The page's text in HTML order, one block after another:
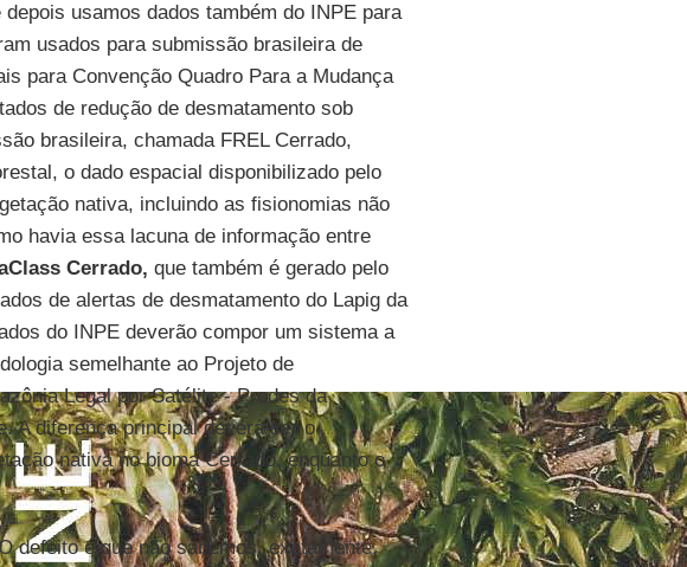
usamos dados também do INPE para
usados para submissão brasileira de
para Convenção Quadro Para a Mudança
de redução de desmatamento sob
brasileira, chamada FREL Cerrado,
o dado espacial disponibilizado pelo
nativa, incluindo as fisionomias não
havia essa lacuna de informação entre
Cerrado, que também é gerado pelo
de alertas de desmatamento do Lapig da
do INPE deverão compor um sistema a
semelhante ao Projeto de
Legal por Satélite - Prodes da
A diferença principal deverá ser o
nativa no bioma Cerrado, enquanto o
defeito é que não sabemos, exatamente,